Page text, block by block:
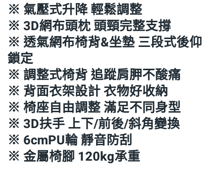
※ 氣壓式升降 輕鬆調整
※ 3D網布頭枕 頭頸完整支撐
※ 透氣網布椅背&坐墊 三段式後仰
鎖定
※ 調整式椅背 追蹤肩胛不酸痛
※ 背面衣架設計 衣物好收納
※ 椅座自由調整 滿足不同身型
※ 3D扶手 上下/前後/斜角變換
※ 6cmPU輪 靜音防刮
※ 金屬椅腳 120kg承重